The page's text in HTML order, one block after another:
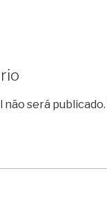
não será publicado.